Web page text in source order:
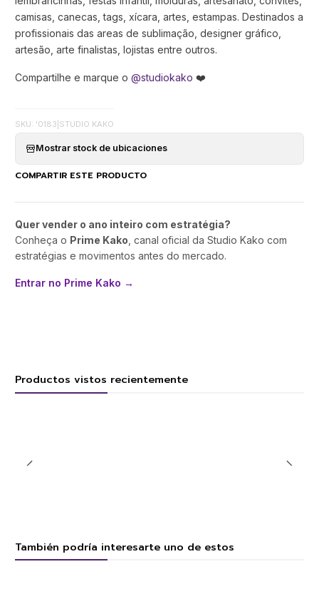
camisas, canecas, tags, xícara, artes, estampas. Destinados a
profissionais das areas de sublimação, designer gráfico,
artesão, arte finalistas, lojistas entre outros.
Compartilhe e marque o @studiokako ❤️
SKU: '0183 STUDIO KAKO
Mostrar stock de ubicaciones
COMPARTIR ESTE PRODUCTO
Quer vender o ano inteiro com estratégia?
Conheça o Prime Kako , canal oficial da Studio Kako com
estratégias e movimentos antes do mercado.
Entrar no Prime Kako →
Productos vistos recientemente
También podría interesarte uno de estos